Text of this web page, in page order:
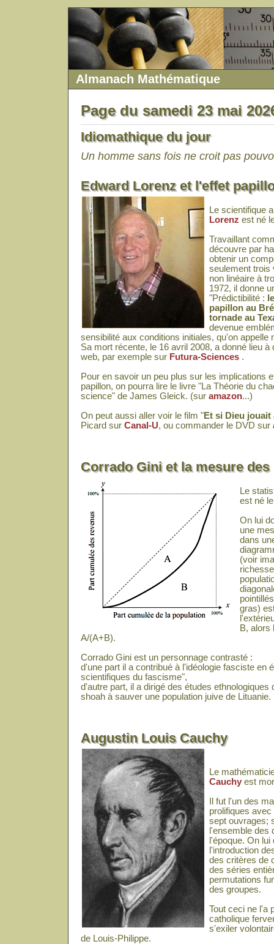
Almanach Mathématique
Page du samedi 23 mai
Idiomathique du jour
Un homme sans fois ne croit pas
Edward Lorenz et l'effet
Le scientifique
Lorenz est né
Travaillant
découvre par
obtenir un
seulement trois
non linéaire à
1972, il donne
"Prédictibilité :
papillon au
tornade au
devenue
sensibilité aux conditions initiales, qu'on appelle
Sa mort récente, le 16 avril 2008, a donné lieu
web, par exemple sur Futura-Sciences.
Pour en savoir un peu plus sur les implications
papillon, on pourra lire le livre "La Théorie du
science" de James Gleick. (sur amazon...)
On peut aussi aller voir le film "Et si Dieu jouait
Picard sur Canal-U, ou commander le DVD sur
Corrado Gini et la mesure des
Le
est né
On lui
une
dans
(voir
gras)
B, alors
A/(A+B).
Corrado Gini est un personnage contrasté :
d'une part il a contribué à l'idéologie fasciste en
scientifiques du fascisme",
d'autre part, il a dirigé des études ethnologiques
shoah à sauver une population juive de Lituanie.
Augustin Louis Cauchy
Le
Cauchyest
Il fut l'un des
prolifiques
sept ouvrages;
l'ensemble des
l'époque. On
l'introduction
des critères de
des séries
permutations
des groupes.
Tout ceci ne l'a
catholique
s'exiler
de Louis-Philippe.